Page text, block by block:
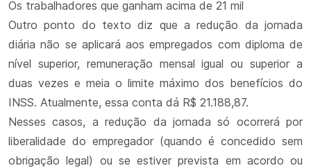
Os trabalhadores que ganham acima de 21 mil
Outro ponto do texto diz que a redução da jornada
diária não se aplicará aos empregados com diploma de
nível superior, remuneração mensal igual ou superior a
duas vezes e meia o limite máximo dos benefícios do
INSS. Atualmente, essa conta dá R$ 21.188,87.
Nesses casos, a redução da jornada só ocorrerá por
liberalidade do empregador (quando é concedido sem
obrigação legal) ou se estiver prevista em acordo ou